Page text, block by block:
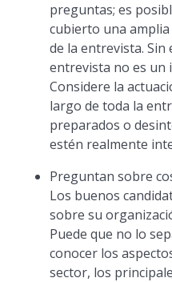
preguntas; es
cubierto una
de la entrevista.
entrevista no es un
Considere la
largo de toda la
preparados o
estén realmente
Preguntan sobre
Los buenos
sobre su
Puede que no lo
conocer los
sector, los